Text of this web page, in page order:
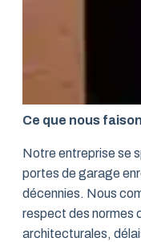
Ce que nous
Notre entreprise se
portes de garage
décennies. Nous
respect des normes
architecturales,